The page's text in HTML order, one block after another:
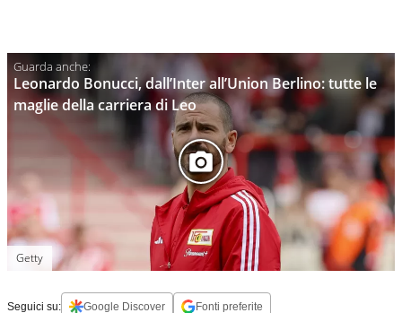
Leonardo Bonucci, dall’Inter all’Union Berlino: tutte le
maglie della carriera di Leo
Getty
Seguici su: Google Discover Fonti preferite